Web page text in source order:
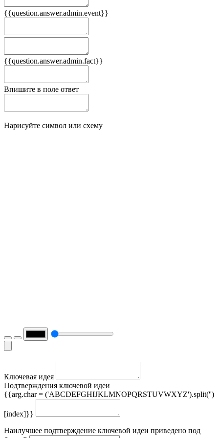
{{question.answer.admin.event}}
{{question.answer.admin.fact}}
Впишите в поле ответ
Нарисуйте символ или схему
Ключевая идея
Подтверждения ключевой идеи
{{arg.char = ('ABCDEFGHIJKLMNOPQRSTUVWXYZ').split('')
[index]}}
Наилучшее подтверждение ключевой идеи приведено под